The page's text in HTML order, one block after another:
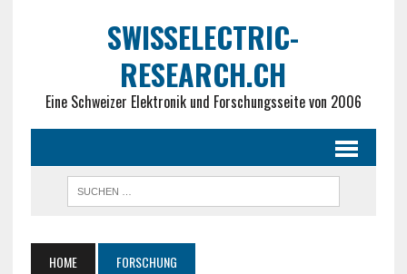
SWISSELECTRIC-
RESEARCH.CH
Eine Schweizer Elektronik und Forschungsseite von 2006
HOME FORSCHUNG